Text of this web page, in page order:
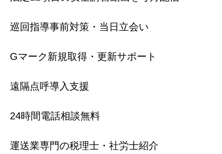
巡回指導事前対策・当日立会い
Gマーク新規取得・更新サポート
遠隔点呼導入支援
24時間電話相談無料
運送業専門の税理士・社労士紹介